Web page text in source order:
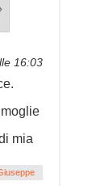
16:03
mia